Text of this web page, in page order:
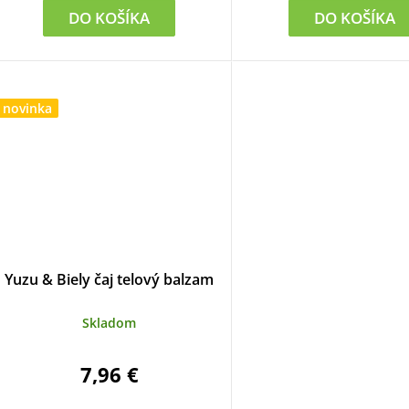
DO KOŠÍKA DO KOŠÍKA
novinka
Yuzu & Biely čaj telový balzam
Skladom
7,96 €